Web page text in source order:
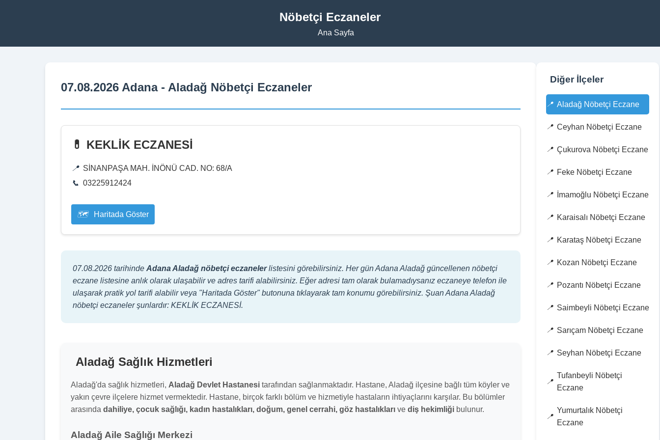
Nöbetçi Eczaneler
Ana Sayfa
07.08.2026 Adana - Aladağ Nöbetçi Eczaneler
💊 KEKLİK ECZANESİ
SİNANPAŞA MAH. İNÖNÜ CAD. NO: 68/A
03225912424
Haritada Göster
07.08.2026 tarihinde Adana Aladağ nöbetçi eczanelerlistesini görebilirsiniz. Her gün Adana Aladağ güncellenen nöbetçi
eczane listesine anlık olarak ulaşabilir ve adres tarifi alabilirsiniz. Eğer adresi tam olarak bulamadıysanız eczaneye telefon ile
ulaşarak pratik yol tarifi alabilir veya "Haritada Göster" butonuna tıklayarak tam konumu görebilirsiniz. Şuan Adana Aladağ
nöbetçi eczaneler şunlardır: KEKLİK ECZANESİ.
Aladağ Sağlık Hizmetleri
Aladağ'da sağlık hizmetleri, Aladağ Devlet Hastanesi tarafından sağlanmaktadır. Hastane, Aladağ ilçesine bağlı tüm köyler ve
yakın çevre ilçelere hizmet vermektedir. Hastane, birçok farklı bölüm ve hizmetiyle hastaların ihtiyaçlarını karşılar. Bu bölümler
arasında dahiliye, çocuk sağlığı, kadın hastalıkları, doğum, genel cerrahi, göz hastalıkları ve diş hekimliği bulunur.
Aladağ Aile Sağlığı Merkezi
Diğer İlçeler
Aladağ Nöbetçi Eczane
Ceyhan Nöbetçi Eczane
Çukurova Nöbetçi Eczane
Feke Nöbetçi Eczane
İmamoğlu Nöbetçi Eczane
Karaisalı Nöbetçi Eczane
Karataş Nöbetçi Eczane
Kozan Nöbetçi Eczane
Pozantı Nöbetçi Eczane
Saimbeyli Nöbetçi Eczane
Sarıçam Nöbetçi Eczane
Seyhan Nöbetçi Eczane
Tufanbeyli Nöbetçi
Eczane
Yumurtalık Nöbetçi
Eczane